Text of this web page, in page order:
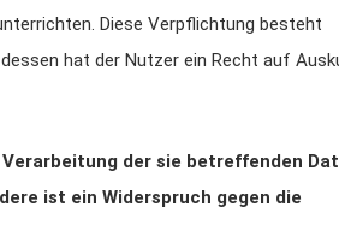
Diese Verpflichtung besteht
hat der Nutzer ein Recht auf
der sie betreffenden
ist ein Widerspruch gegen die